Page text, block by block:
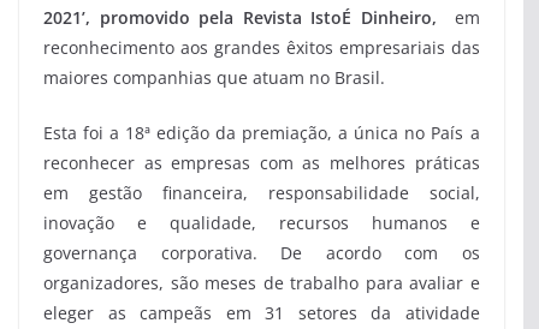
2021’, promovido pela Revista IstoÉ Dinheiro, em
reconhecimento aos grandes êxitos empresariais das
maiores companhias que atuam no Brasil.
Esta foi a 18ª edição da premiação, a única no País a
reconhecer as empresas com as melhores práticas
em gestão financeira, responsabilidade social,
inovação e qualidade, recursos humanos e
governança corporativa. De acordo com os
organizadores, são meses de trabalho para avaliar e
eleger as campeãs em 31 setores da atividade